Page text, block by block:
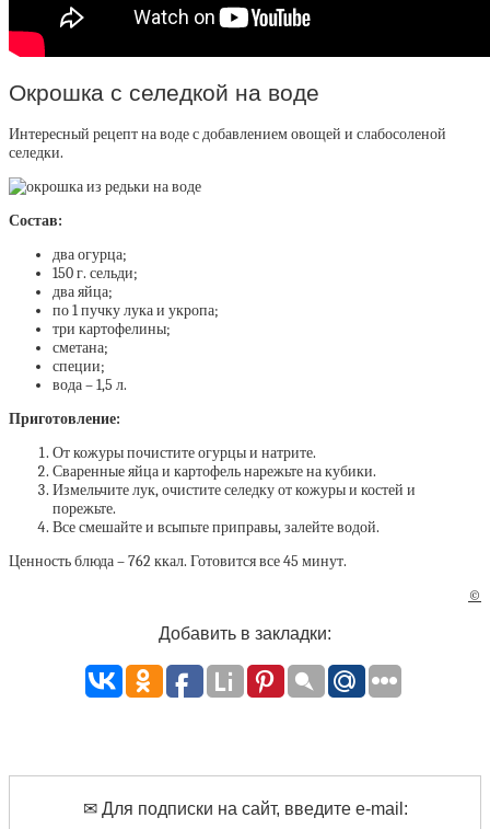
Окрошка с селедкой на воде
Интересный рецепт на воде с добавлением овощей и слабосоленой
селедки.
Состав:
два огурца;
150 г. сельди;
два яйца;
по 1 пучку лука и укропа;
три картофелины;
сметана;
специи;
вода – 1,5 л.
Приготовление:
От кожуры почистите огурцы и натрите.
Сваренные яйца и картофель нарежьте на кубики.
Измельчите лук, очистите селедку от кожуры и костей и
порежьте.
Все смешайте и всыпьте приправы, залейте водой.
Ценность блюда – 762 ккал. Готовится все 45 минут.
©
Добавить в закладки:
✉ Для подписки на сайт, введите e-mail: